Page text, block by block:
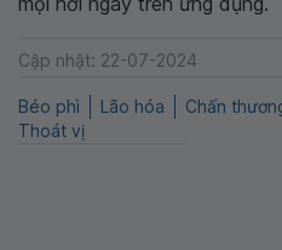
Cập nhật: 22-07-2024
Béo phì Lão hóa Chấn
Thoát vị